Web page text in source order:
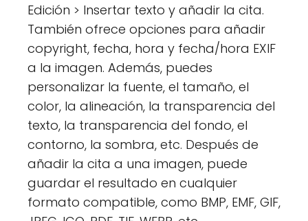
Edición > Insertar texto y añadir la cita.
También ofrece opciones para añadir
copyright, fecha, hora y fecha/hora EXIF
a la imagen. Además, puedes
personalizar la fuente, el tamaño, el
color, la alineación, la transparencia del
texto, la transparencia del fondo, el
contorno, la sombra, etc. Después de
añadir la cita a una imagen, puede
guardar el resultado en cualquier
formato compatible, como BMP, EMF, GIF,